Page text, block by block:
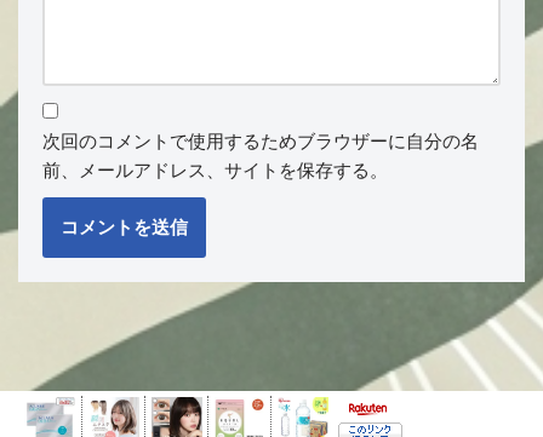
次回のコメントで使用するためブラウザーに自分の名
前、メールアドレス、サイトを保存する。